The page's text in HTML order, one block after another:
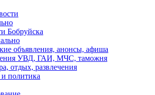
Бобруйска
объявления, анонсы, афиша
УВД, ГАИ, МЧС, таможня
отдых, развлечения
и политика